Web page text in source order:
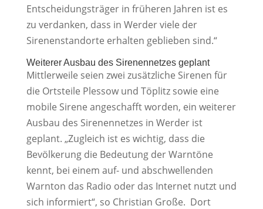
Entscheidungsträger in früheren Jahren ist es
zu verdanken, dass in Werder viele der
Sirenenstandorte erhalten geblieben sind.“
Weiterer Ausbau des Sirenennetzes geplant
Mittlerweile seien zwei zusätzliche Sirenen für
die Ortsteile Plessow und Töplitz sowie eine
mobile Sirene angeschafft worden, ein weiterer
Ausbau des Sirenennetzes in Werder ist
geplant. „Zugleich ist es wichtig, dass die
Bevölkerung die Bedeutung der Warntöne
kennt, bei einem auf- und abschwellenden
Warnton das Radio oder das Internet nutzt und
sich informiert“, so Christian Große. Dort